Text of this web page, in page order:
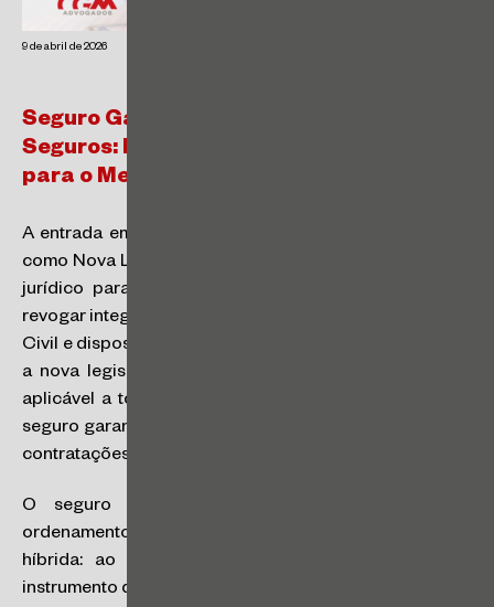
9 de abril de 2026
Seguro Garantia na Nova Lei dos
Seguros: Impactos Jurídicos e Desafios
para o Mercado
A entrada em vigor da Lei nº 15.040/2024, conhecida
como Nova Lei dos Seguros, inaugurou um novo marco
jurídico para os contratos securitários no Brasil. Ao
revogar integralmente o capítulo de seguros do Código
Civil e dispositivos centrais do Decreto‑Lei nº 73/1966,
a nova legislação instituiu um microssistema próprio,
aplicável a todos os ramos do seguro — inclusive ao
seguro garantia, modalidade de grande relevância para
contratações públicas e privadas.
O seguro garantia ocupa posição singular no
ordenamento jurídico brasileiro por sua natureza
híbrida: ao mesmo tempo em que funciona como
instrumento de garantia do cumprimento de obrigações